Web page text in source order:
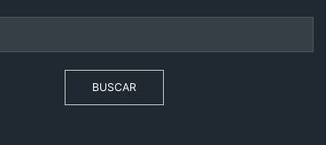
BUSCAR